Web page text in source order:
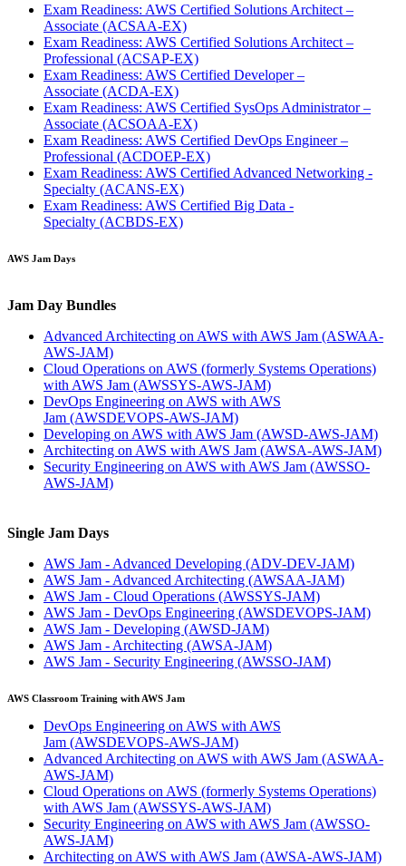
Exam Readiness: AWS Certified Solutions Architect –
Associate (ACSAA-EX)
Exam Readiness: AWS Certified Solutions Architect –
Professional (ACSAP-EX)
Exam Readiness: AWS Certified Developer –
Associate (ACDA-EX)
Exam Readiness: AWS Certified SysOps Administrator –
Associate (ACSOAA-EX)
Exam Readiness: AWS Certified DevOps Engineer –
Professional (ACDOEP-EX)
Exam Readiness: AWS Certified Advanced Networking -
Specialty (ACANS-EX)
Exam Readiness: AWS Certified Big Data -
Specialty (ACBDS-EX)
AWS Jam Days
Jam Day Bundles
Advanced Architecting on AWS with AWS Jam (ASWAA-
AWS-JAM)
Cloud Operations on AWS (formerly Systems Operations)
with AWS Jam (AWSSYS-AWS-JAM)
DevOps Engineering on AWS with AWS
Jam (AWSDEVOPS-AWS-JAM)
Developing on AWS with AWS Jam (AWSD-AWS-JAM)
Architecting on AWS with AWS Jam (AWSA-AWS-JAM)
Security Engineering on AWS with AWS Jam (AWSSO-
AWS-JAM)
Single Jam Days
AWS Jam - Advanced Developing (ADV-DEV-JAM)
AWS Jam - Advanced Architecting (AWSAA-JAM)
AWS Jam - Cloud Operations (AWSSYS-JAM)
AWS Jam - DevOps Engineering (AWSDEVOPS-JAM)
AWS Jam - Developing (AWSD-JAM)
AWS Jam - Architecting (AWSA-JAM)
AWS Jam - Security Engineering (AWSSO-JAM)
AWS Classroom Training with AWS Jam
DevOps Engineering on AWS with AWS
Jam (AWSDEVOPS-AWS-JAM)
Advanced Architecting on AWS with AWS Jam (ASWAA-
AWS-JAM)
Cloud Operations on AWS (formerly Systems Operations)
with AWS Jam (AWSSYS-AWS-JAM)
Security Engineering on AWS with AWS Jam (AWSSO-
AWS-JAM)
Architecting on AWS with AWS Jam (AWSA-AWS-JAM)